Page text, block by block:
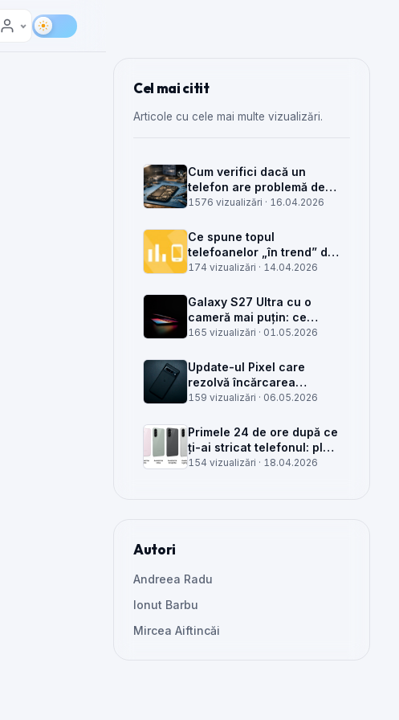
Cel mai citit
Articole cu cele mai multe vizualizări.
Cum verifici dacă un
telefon are problemă de
semnal din antenă, din
rețea
1576 vizualizări · 16.04.2026
Ce spune topul
telefoanelor „în trend” din
săptămâna 15 despre
174 vizualizări · 14.04.2026
Galaxy S27 Ultra cu o
cameră mai puțin: ce
înseamnă pentru service,
165 vizualizări · 01.05.2026
Update-ul Pixel care
rezolvă încărcarea
wireless și glitch-uri de
159 vizualizări · 06.05.2026
Primele 24 de ore după ce
ți-ai stricat telefonul: plan
clar, greșeli de evitat și
154 vizualizări · 18.04.2026
Autori
Andreea Radu
Ionut Barbu
Mircea Aiftincăi